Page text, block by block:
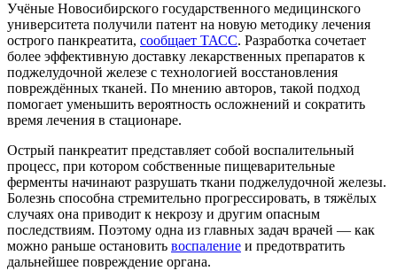
Учёные Новосибирского государственного медицинского
университета получили патент на новую методику лечения
острого панкреатита, сообщает ТАСС. Разработка сочетает
более эффективную доставку лекарственных препаратов к
поджелудочной железе с технологией восстановления
повреждённых тканей. По мнению авторов, такой подход
помогает уменьшить вероятность осложнений и сократить
время лечения в стационаре.
Острый панкреатит представляет собой воспалительный
процесс, при котором собственные пищеварительные
ферменты начинают разрушать ткани поджелудочной железы.
Болезнь способна стремительно прогрессировать, в тяжёлых
случаях она приводит к некрозу и другим опасным
последствиям. Поэтому одна из главных задач врачей — как
можно раньше остановить воспаление и предотвратить
дальнейшее повреждение органа.